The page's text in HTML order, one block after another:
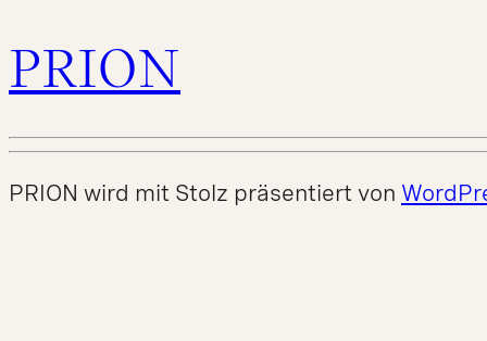
PRION
PRION wird mit Stolz präsentiert von